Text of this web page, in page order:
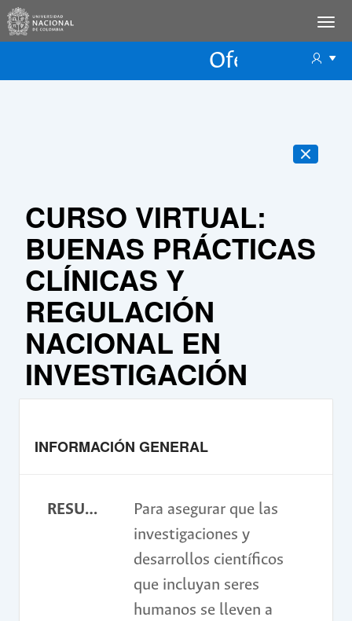
Oferta
CURSO VIRTUAL:
BUENAS PRÁCTICAS
CLÍNICAS Y
REGULACIÓN
NACIONAL EN
INVESTIGACIÓN
INFORMACIÓN GENERAL
RESUMEN
Para asegurar que las
investigaciones y
desarrollos científicos
que incluyan seres
humanos se lleven a